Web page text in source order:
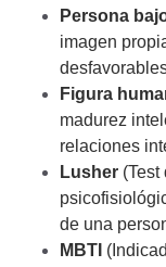
Persona
imagen
Figura
madurez
relaciones
Lusher
de una
MBTI